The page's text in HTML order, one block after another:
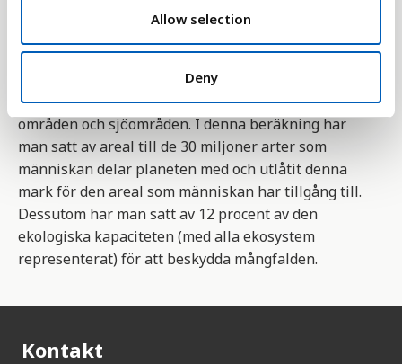
Allow selection
Deny
resurser att använda. År 2001 var denna areal 1,8
man lagt samman all produktiv areal över hela
världen och delat den på antalet invånare. Man har
inkluderat odlingsbar mark, betesmark, bebyggda
områden och sjöområden. I denna beräkning har
man satt av areal till de 30 miljoner arter som
människan delar planeten med och utlåtit denna
mark för den areal som människan har tillgång till.
Dessutom har man satt av 12 procent av den
ekologiska kapaciteten (med alla ekosystem
representerat) för att beskydda mångfalden.
Kontakt